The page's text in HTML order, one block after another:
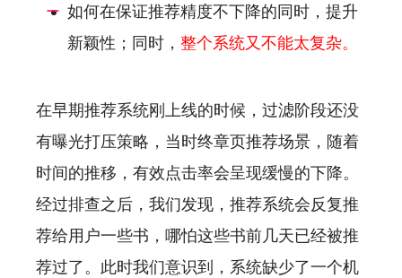
如何在保证推荐精度不下降的同时，提升
新颖性；同时， 整个系统又不能太复杂。
在早期推荐系统刚上线的时候，过滤阶段还没
有曝光打压策略，当时终章页推荐场景，随着
时间的推移，有效点击率会呈现缓慢的下降。
经过排查之后，我们发现，推荐系统会反复推
荐给用户一些书，哪怕这些书前几天已经被推
荐过了。此时我们意识到，系统缺少了一个机